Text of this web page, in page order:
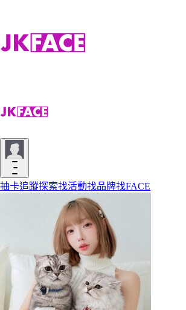
抽卡追蹤探索找活動找品牌找FACE